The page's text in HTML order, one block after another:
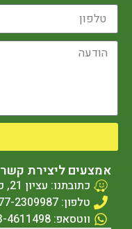
אמצעים ליצירת קשר
כתובתנו: עציון 21, כפר סבא
טלפון: 077-2309987
ווטסאפ: 053-4611498